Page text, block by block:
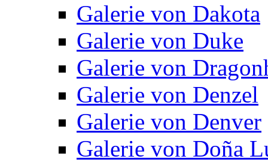
Galerie von Dakota
Galerie von Duke
Galerie von
Galerie von Denzel
Galerie von Denver
Galerie von Doña